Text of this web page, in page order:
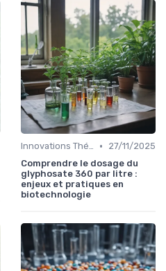
Innovations Thérapeutiques •
27/11/2025
Comprendre le dosage du
glyphosate 360 par litre :
enjeux et pratiques en
biotechnologie